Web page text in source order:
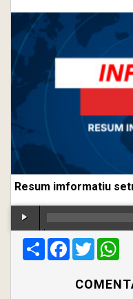
Resum imformatiu
00:00/ 00:00
CompartirFacebook
Twitter